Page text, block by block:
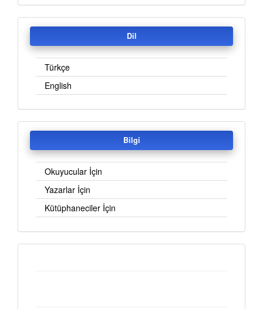
Dil
Türkçe
English
Bilgi
Okuyucular İçin
Yazarlar İçin
Kütüphaneciler İçin